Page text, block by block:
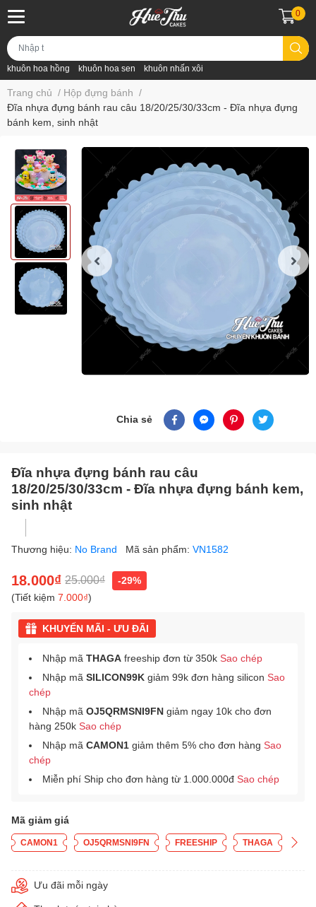
khuôn hoa hồng khuôn hoa sen khuôn nhấn xôi
0
Trang chủ / Hộp đựng bánh /
Đĩa nhựa đựng bánh rau câu 18/20/25/30/33cm - Đĩa nhựa đựng
bánh kem, sinh nhật
Chia sẻ
Đĩa nhựa đựng bánh rau câu
18/20/25/30/33cm - Đĩa nhựa đựng bánh kem,
sinh nhật
Thương hiệu: No Brand Mã sản phẩm: VN1582
18.000₫ 25.000₫
-29%
(Tiết kiệm 7.000₫)
KHUYẾN MÃI - ƯU ĐÃI
Nhập mã THAGA freeship đơn từ 350k Sao chép
Nhập mã SILICON99K giảm 99k đơn hàng silicon Sao
chép
Nhập mã OJ5QRMSNI9FN giảm ngay 10k cho đơn
hàng 250k Sao chép
Nhập mã CAMON1 giảm thêm 5% cho đơn hàng Sao
chép
Miễn phí Ship cho đơn hàng từ 1.000.000đ Sao chép
Mã giảm giá
CAMON1 OJ5QRMSNI9FN FREESHIP THAGA
Ưu đãi mỗi ngày